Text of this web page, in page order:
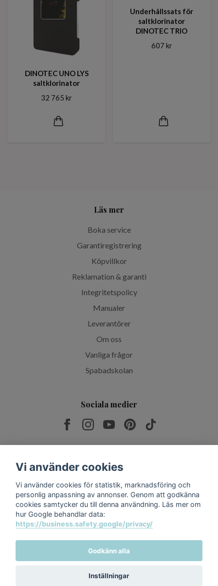
DINOTEC UNO LYS
saltklorinator
32 765 kr
Underhållssats för
saltklorinator
DINOTEC TRIO
607 kr
Läs mer
Boka service
Garantiregistrering
Köpvillkor
Reklamation & garanti
Integritetspolicy
Manualer
Leverantörer
Om oss
Vanliga frågor
Spabadskolan
Sociala medier
Prenumerera på vårt nyhetsbrev
Prenumerera
© 2026 Relax & Spabad
Vi använder cookies
Vi använder cookies för statistik, marknadsföring och
personlig anpassning av annonser. Genom att godkänna
cookies samtycker du till denna användning. Läs mer om
hur Google behandlar data:
https://business.safety.google/privacy/
Godkänn alla
Inställningar